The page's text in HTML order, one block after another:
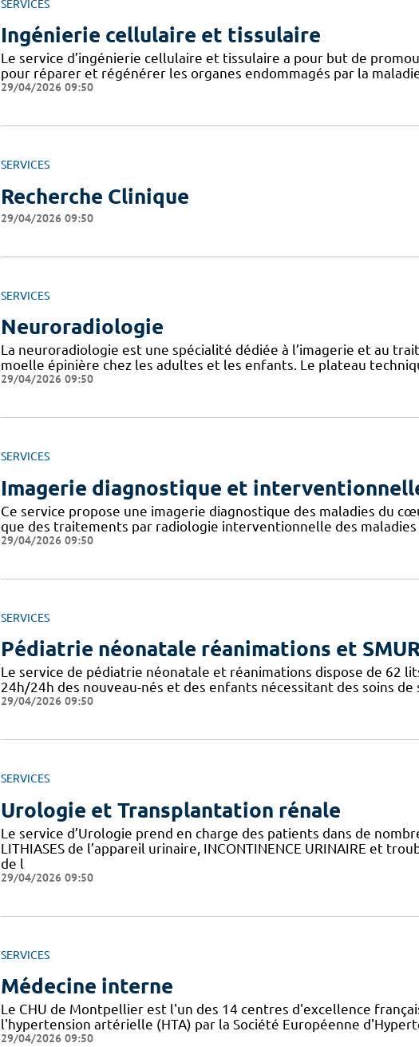
SERVICES
Ingénierie cellulaire et tissulaire
Le service d’ingénierie cellulaire et tissulaire a pour but de
pour réparer et régénérer les organes endommagés par la
29/04/2026 09:50
SERVICES
Recherche Clinique
29/04/2026 09:50
SERVICES
Neuroradiologie
La neuroradiologie est une spécialité dédiée à l’imagerie et au
moelle épinière chez les adultes et les enfants. Le plateau
29/04/2026 09:50
SERVICES
Imagerie diagnostique et
Ce service propose une imagerie diagnostique des maladies du
que des traitements par radiologie interventionnelle des
29/04/2026 09:50
SERVICES
Pédiatrie néonatale réanimations et
Le service de pédiatrie néonatale et réanimations dispose de 62
24h/24h des nouveau-nés et des enfants nécessitant des soins
29/04/2026 09:50
SERVICES
Urologie et Transplantation rénale
Le service d’Urologie prend en charge des patients dans de
LITHIASES de l’appareil urinaire, INCONTINENCE URINAIRE et
de l
29/04/2026 09:50
SERVICES
Médecine interne
Le CHU de Montpellier est l'un des 14 centres d'excellence
l'hypertension artérielle (HTA) par la Société Européenne
29/04/2026 09:50